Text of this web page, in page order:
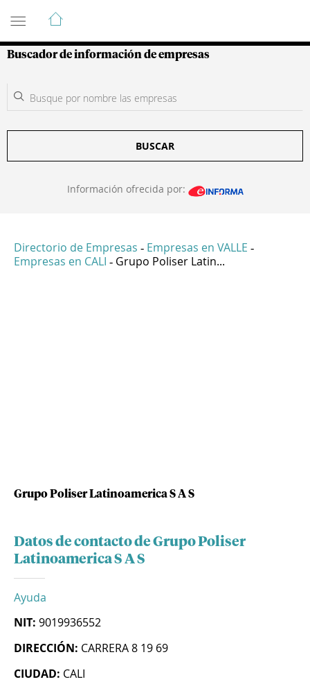
Guía de Empresas Colombianas
Buscador de información de empresas
BUSCAR
Información ofrecida por:
Directorio de Empresas - Empresas en VALLE -
Empresas en CALI - Grupo Poliser Latin...
Grupo Poliser Latinoamerica S A S
Datos de contacto de Grupo Poliser
Latinoamerica S A S
Ayuda
NIT: 9019936552
DIRECCIÓN: CARRERA 8 19 69
CIUDAD: CALI